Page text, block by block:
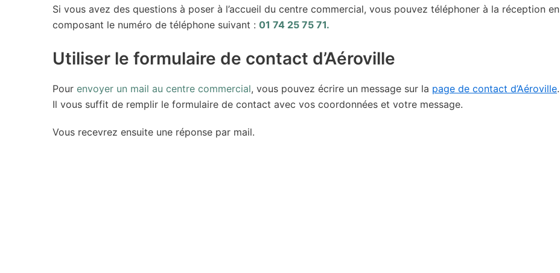
Si vous avez des questions à poser à l’accueil du centre commercial, vous pouvez téléphoner à la réception en
composant le numéro de téléphone suivant : 01 74 25 75 71.
Utiliser le formulaire de contact d’Aéroville
Pour envoyer un mail au centre commercial, vous pouvez écrire un message sur la page de contact d’Aéroville.
Il vous suffit de remplir le formulaire de contact avec vos coordonnées et votre message.
Vous recevrez ensuite une réponse par mail.